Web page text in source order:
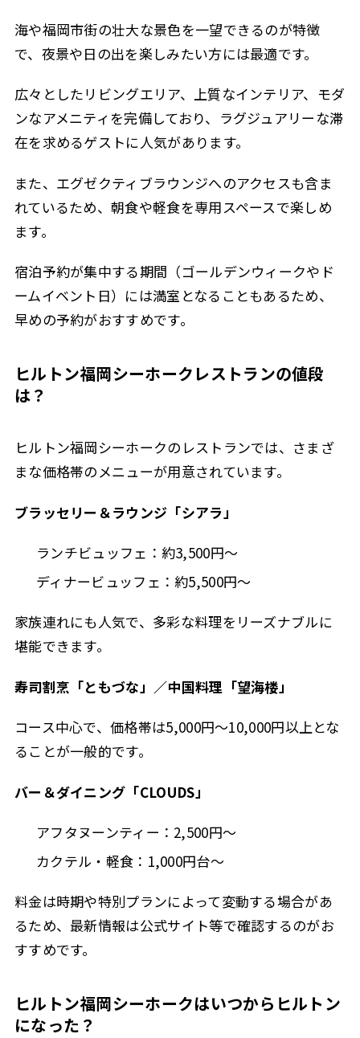
海や福岡市街の壮大な景色を一望できるのが特徴
で、夜景や日の出を楽しみたい方には最適です。
広々としたリビングエリア、上質なインテリア、モダ
ンなアメニティを完備しており、ラグジュアリーな滞
在を求めるゲストに人気があります。
また、エグゼクティブラウンジへのアクセスも含ま
れているため、朝食や軽食を専用スペースで楽しめ
ます。
宿泊予約が集中する期間（ゴールデンウィークやド
ームイベント日）には満室となることもあるため、
早めの予約がおすすめです。
ヒルトン福岡シーホークレストランの値段
は？
ヒルトン福岡シーホークのレストランでは、さまざ
まな価格帯のメニューが用意されています。
ブラッセリー＆ラウンジ「シアラ」
ランチビュッフェ：約3,500円〜
ディナービュッフェ：約5,500円〜
家族連れにも人気で、多彩な料理をリーズナブルに
堪能できます。
寿司割烹「ともづな」／中国料理「望海楼」
コース中心で、価格帯は5,000円〜10,000円以上とな
ることが一般的です。
バー＆ダイニング「CLOUDS」
アフタヌーンティー：2,500円〜
カクテル・軽食：1,000円台〜
料金は時期や特別プランによって変動する場合があ
るため、最新情報は公式サイト等で確認するのがお
すすめです。
ヒルトン福岡シーホークはいつからヒルトン
になった？